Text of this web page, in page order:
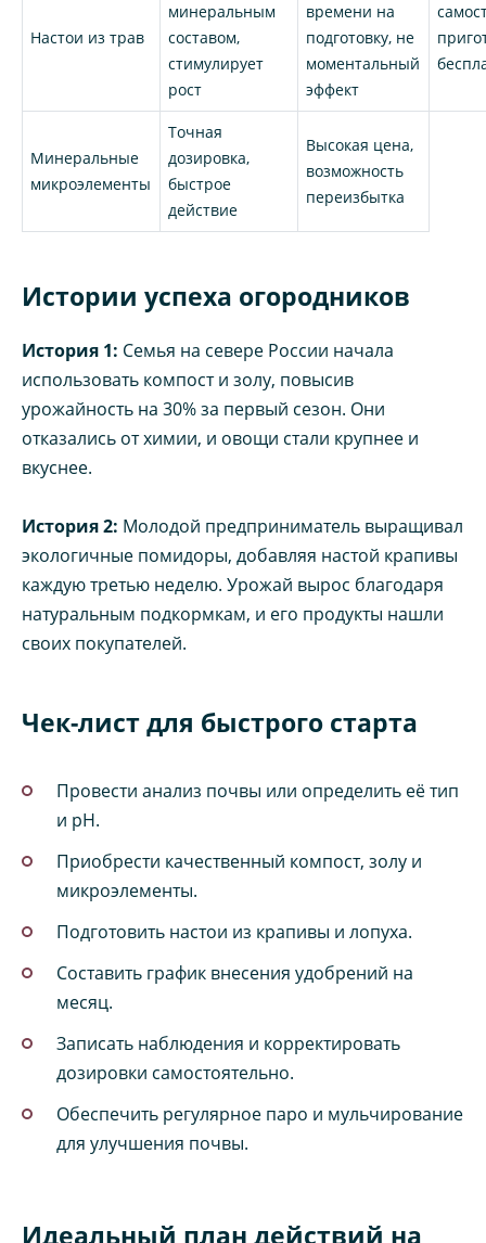
Настои из трав
минеральным
составом,
стимулирует
рост
времени на
подготовку, не
моментальный
эффект
Минеральные
микроэлементы
Точная
дозировка,
быстрое
действие
Высокая цена,
возможность
переизбытка
Истории успеха огородников
История 1: Семья на севере России начала
использовать компост и золу, повысив
урожайность на 30% за первый сезон. Они
отказались от химии, и овощи стали крупнее и
вкуснее.
История 2: Молодой предприниматель выращивал
экологичные помидоры, добавляя настой крапивы
каждую третью неделю. Урожай вырос благодаря
натуральным подкормкам, и его продукты нашли
своих покупателей.
Чек-лист для быстрого старта
Провести анализ почвы или определить её тип
и pH.
Приобрести качественный компост, золу и
микроэлементы.
Подготовить настои из крапивы и лопуха.
Составить график внесения удобрений на
месяц.
Записать наблюдения и корректировать
дозировки самостоятельно.
Обеспечить регулярное паро и мульчирование
для улучшения почвы.
Идеальный план действий на